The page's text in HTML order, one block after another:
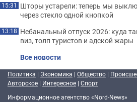
15:31 Шторы устарели: теперь мы
через стекло одной кнопкой
13:18 Небанальный отпуск 2026: куда
виз, толп туристов и адской жары
Все новости
Политика | Экономика | Общество |
Авторское | Интересное | Спорт
Информационное агентство «Nord-News»